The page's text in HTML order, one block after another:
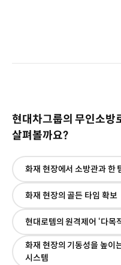
현대차그룹의 무인소방
살펴볼까요?
화재 현장에서 소방관과 한
화재 현장의 골든 타임 확보
현대로템의 원격제어 ‘다목
화재 현장의 기동성을 높이
시스템